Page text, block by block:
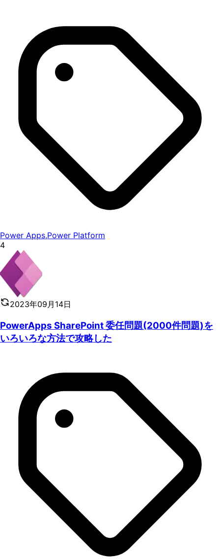
Power Apps,Power Platform
4
2023年09月14日
PowerApps SharePoint 委任問題(2000件問題)を
いろいろな方法で攻略した